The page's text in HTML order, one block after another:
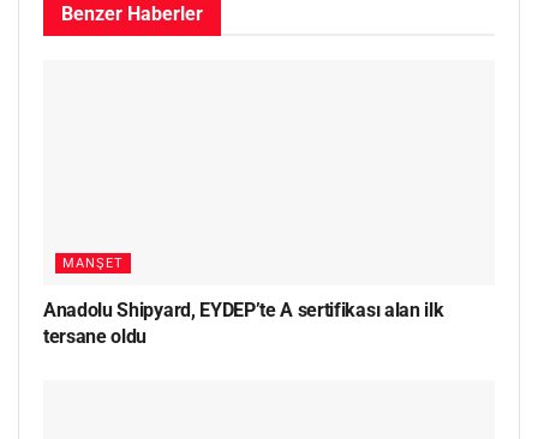
Benzer Haberler
MANŞET
Anadolu Shipyard, EYDEP’te A sertifikası alan ilk
tersane oldu